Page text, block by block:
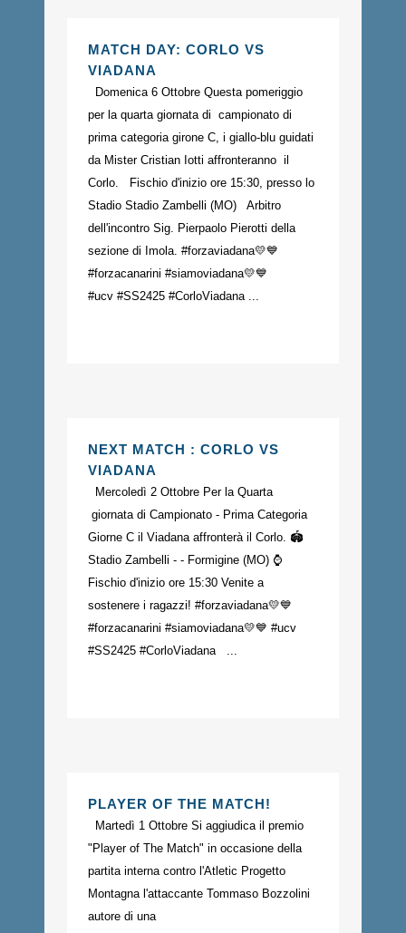
MATCH DAY: CORLO VS
VIADANA
Domenica 6 Ottobre Questa pomeriggio
per la quarta giornata di campionato di
prima categoria girone C, i giallo-blu guidati
da Mister Cristian Iotti affronteranno il
Corlo. Fischio d'inizio ore 15:30, presso lo
Stadio Stadio Zambelli (MO) Arbitro
dell'incontro Sig. Pierpaolo Pierotti della
sezione di Imola. #forzaviadana💛💙
#forzacanarini #siamoviadana💛💙
#ucv #SS2425 #CorloViadana ...
NEXT MATCH : CORLO VS
VIADANA
Mercoledì 2 Ottobre Per la Quarta
giornata di Campionato - Prima Categoria
Giorne C il Viadana affronterà il Corlo. 🏟️
Stadio Zambelli - - Formigine (MO) ⌚️
Fischio d'inizio ore 15:30 Venite a
sostenere i ragazzi! #forzaviadana💛💙
#forzacanarini #siamoviadana💛💙 #ucv
#SS2425 #CorloViadana ...
PLAYER OF THE MATCH!
Martedì 1 Ottobre Si aggiudica il premio
"Player of The Match" in occasione della
partita interna contro l'Atletic Progetto
Montagna l'attaccante Tommaso Bozzolini
autore di una